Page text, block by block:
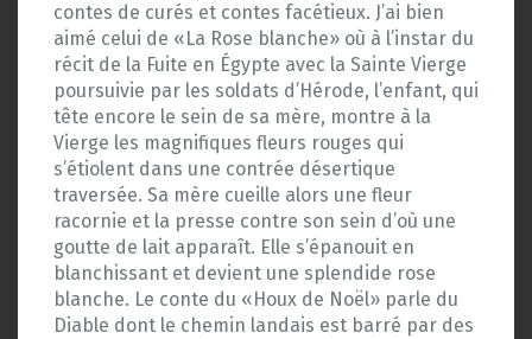
contes de curés et contes facétieux. J’ai bien
aimé celui de «La Rose blanche» où à l’instar du
récit de la Fuite en Égypte avec la Sainte Vierge
poursuivie par les soldats d’Hérode, l’enfant, qui
tête encore le sein de sa mère, montre à la
Vierge les magnifiques fleurs rouges qui
s’étiolent dans une contrée désertique
traversée. Sa mère cueille alors une fleur
racornie et la presse contre son sein d’où une
goutte de lait apparaît. Elle s’épanouit en
blanchissant et devient une splendide rose
blanche. Le conte du «Houx de Noël» parle du
Diable dont le chemin landais est barré par des